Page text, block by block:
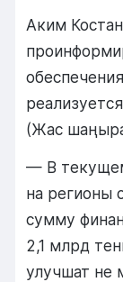
Аким
(Жас
— В
на регионы
сумму
2,1 млрд
улучшат не